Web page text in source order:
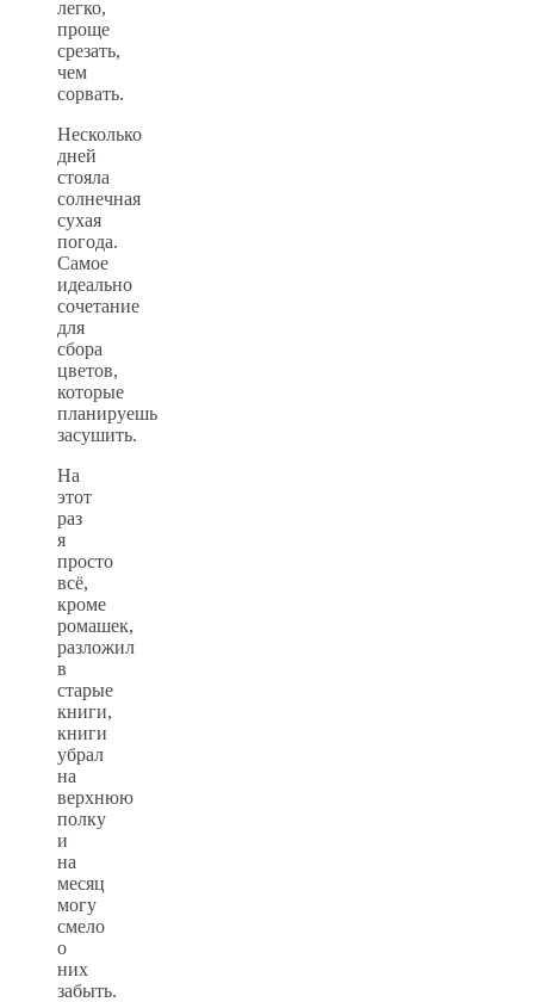
легко,
проще
срезать,
чем
сорвать.
Несколько
дней
стояла
солнечная
сухая
погода.
Самое
идеально
сочетание
для
сбора
цветов,
которые
планируешь
засушить.
На
этот
раз
я
просто
всё,
кроме
ромашек,
разложил
в
старые
книги,
книги
убрал
на
верхнюю
полку
и
на
месяц
могу
смело
о
них
забыть.